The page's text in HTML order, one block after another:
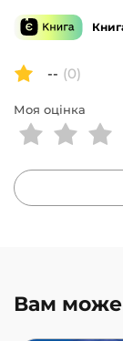
-- (0)
Моя оцінка
Вам може